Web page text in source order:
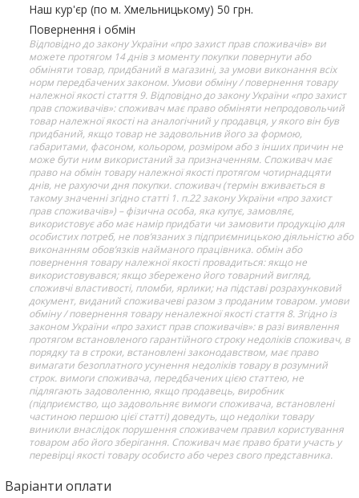
Наш кур'єр (по м. Хмельницькому) 50 грн.
Повернення і обмін
Відповідно до закону України «про захист прав споживачів» ви
можете протягом 14 днів з моменту покупки повернути або
обміняти товар, придбаний в магазині, за умови виконання всіх
норм передбачених законом. Умови обміну / повернення товару
належної якості стаття 9. Відповідно до закону України «про захист
прав споживачів»: споживач має право обміняти непродовольчий
товар належної якості на аналогічний у продавця, у якого він був
придбаний, якщо товар не задовольнив його за формою,
габаритами, фасоном, кольором, розміром або з інших причин не
може бути ним використаний за призначенням. Споживач має
право на обмін товару належної якості протягом чотирнадцяти
днів, не рахуючи дня покупки. споживач (термін вживається в
такому значенні згідно статті 1. п.22 закону України «про захист
прав споживачів») – фізична особа, яка купує, замовляє,
використовує або має намір придбати чи замовити продукцію для
особистих потреб, не пов’язаних з підприємницькою діяльністю або
виконанням обов’язків найманого працівника. обмін або
повернення товару належної якості провадиться: якщо не
використовувався; якщо збережено його товарний вигляд,
споживчі властивості, пломби, ярлики; на підставі розрахунковий
документ, виданий споживачеві разом з проданим товаром. умови
обміну / повернення товару неналежної якості стаття 8. Згідно із
законом України «про захист прав споживачів»: в разі виявлення
протягом встановленого гарантійного строку недоліків споживач, в
порядку та в строки, встановлені законодавством, має право
вимагати безоплатного усунення недоліків товару в розумний
строк. вимоги споживача, передбачених цією статтею, не
підлягають задоволенню, якщо продавець, виробник
(підприємство, що задовольняє вимоги споживача, встановлені
частиною першою цієї статті) доведуть, що недоліки товару
виникли внаслідок порушення споживачем правил користування
товаром або його зберігання. Споживач має право брати участь у
перевірці якості товару особисто або через свого представника.
Варіанти оплати